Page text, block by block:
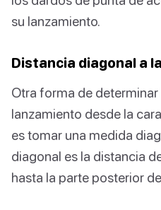
su lanzamiento.
Distancia diagonal a
Otra forma de
lanzamiento desde la
es tomar una medida
diagonal es la distancia
hasta la parte posterior